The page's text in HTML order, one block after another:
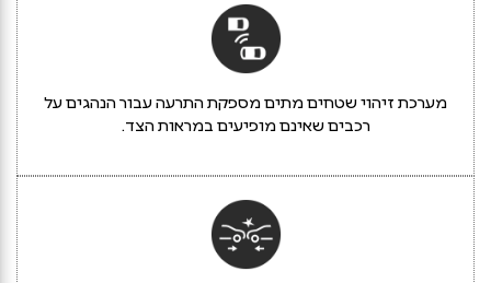
מערכת זיהוי שטחים מתים מספקת התרעה עבור הנהגים על
רכבים שאינם מופיעים במראות הצד.